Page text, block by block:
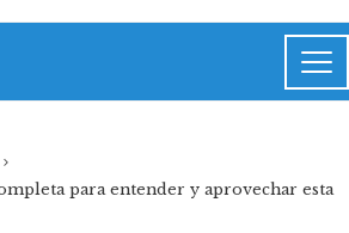
para entender y aprovechar esta